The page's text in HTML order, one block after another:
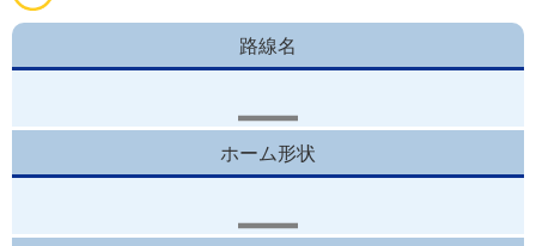
路線名
ホーム形状